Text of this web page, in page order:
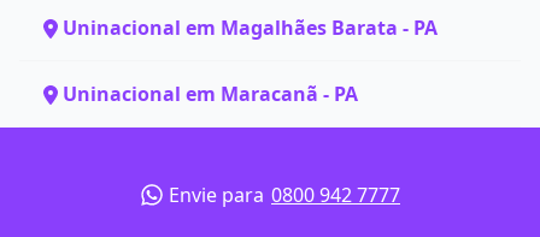
Uninacional em Magalhães Barata - PA
Uninacional em Maracanã - PA
Envie para 0800 942 7777